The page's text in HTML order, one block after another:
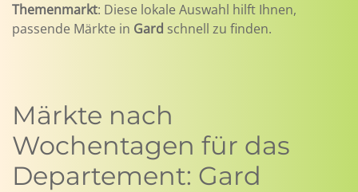
Themenmarkt: Diese lokale Auswahl hilft Ihnen,
passende Märkte in Gard schnell zu finden.
Märkte nach
Wochentagen für das
Departement: Gard